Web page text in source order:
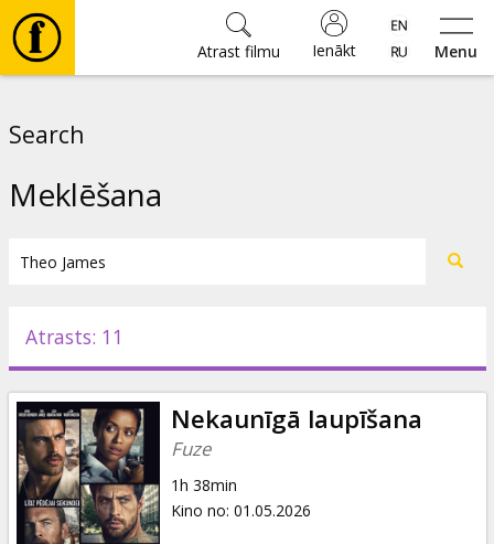
Menu
Ienākt
Atrast filmu
Pasākumi
Ziņas
Dāvanu
kartes
Search
Meklēšana
Atrasts: 11
Nekaunīgā laupīšana
Fuze
1h 38min
Kino no: 01.05.2026